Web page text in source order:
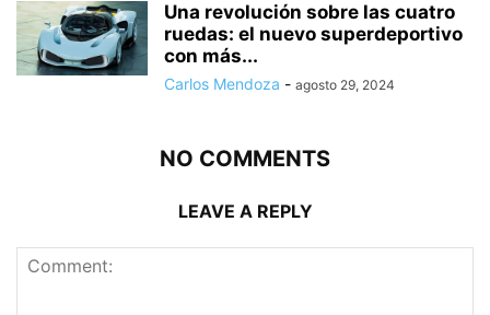
Una revolución sobre las cuatro
ruedas: el nuevo superdeportivo
con más...
Carlos Mendoza - agosto 29, 2024
NO COMMENTS
LEAVE A REPLY